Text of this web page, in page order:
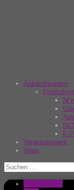
Ankündigungen
E-
Veranstaltungen
Team
Suchen
nach: